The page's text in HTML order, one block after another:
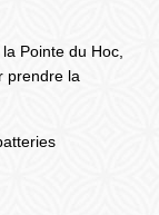
Pointe du Hoc,
prendre la